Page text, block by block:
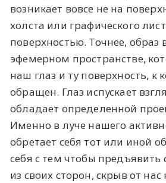
возникает вовсе не на
холста или графического
поверхностью. Точнее, образ
эфемерном пространстве,
наш глаз и ту поверхность, к
обращен. Глаз испускает
обладает определенной
Именно в луче нашего
обретает себя тот или иной
себя с тем чтобы
из своих сторон, скрыв от